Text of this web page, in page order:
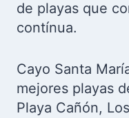
de playas que
contínua.
Cayo Santa
mejores playas
Playa Cañón,